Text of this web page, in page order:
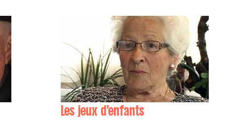
Les jeux d'enfants